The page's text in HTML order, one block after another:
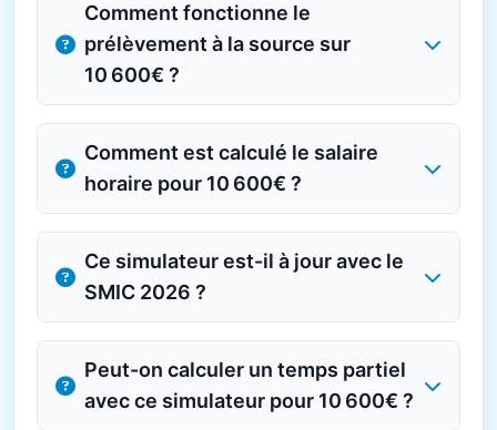
Comment fonctionne le
prélèvement à la source sur
10 600€ ?
Comment est calculé le salaire
horaire pour 10 600€ ?
Ce simulateur est-il à jour avec le
SMIC 2026 ?
Peut-on calculer un temps partiel
avec ce simulateur pour 10 600€ ?